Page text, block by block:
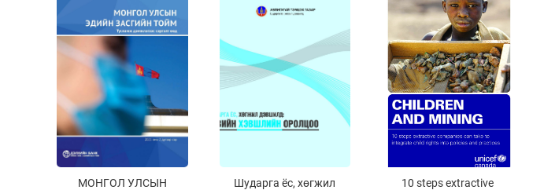
МОНГОЛ УЛСЫН
Шударга ёс, хөгжил
10 steps extractive